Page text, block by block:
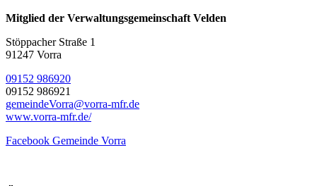
Mitglied der Verwaltungsgemeinschaft Velden
Stöppacher Straße 1
91247 Vorra
09152 986920
09152 986921
gemeindeVorra@vorra-mfr.de
www.vorra-mfr.de/
Facebook Gemeinde Vorra